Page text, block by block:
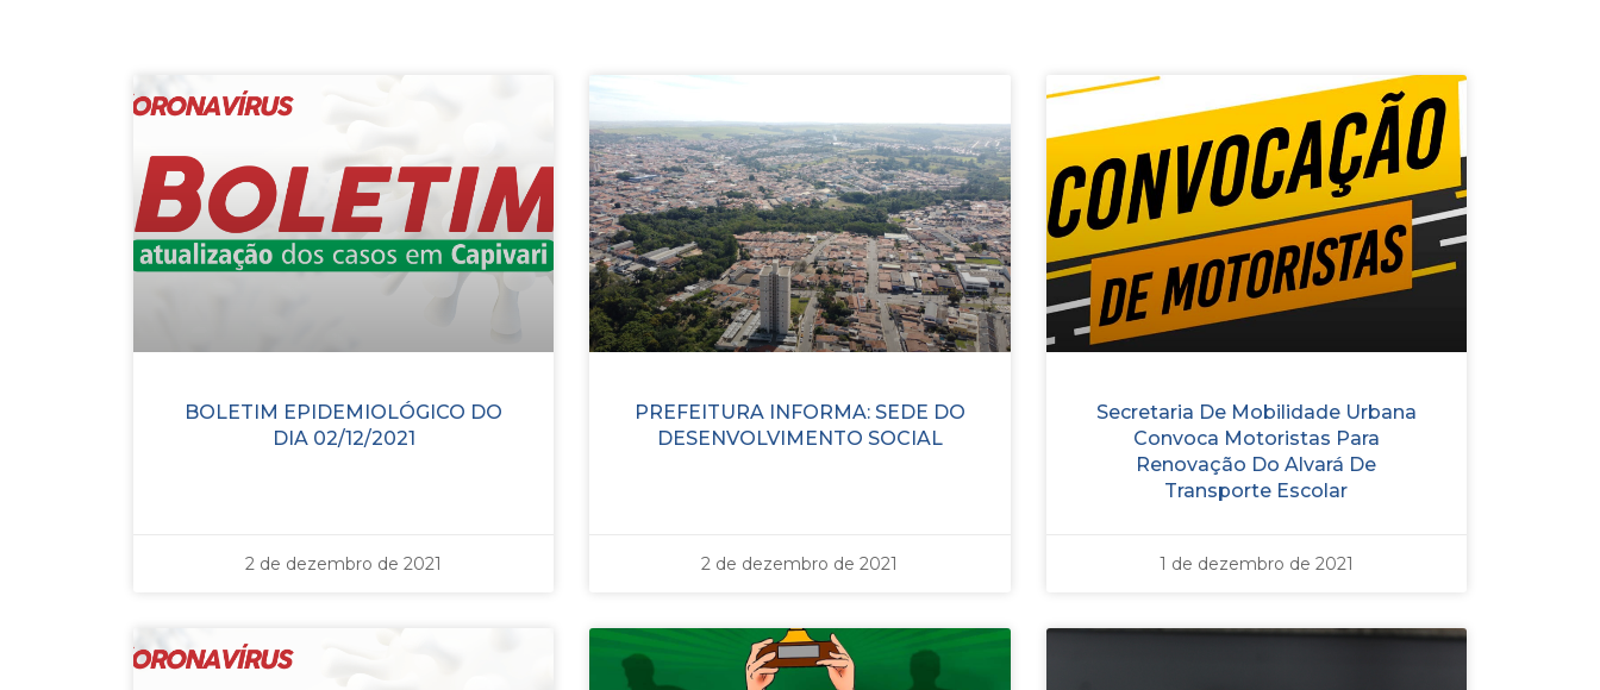
BOLETIM EPIDEMIOLÓGICO DO
DIA 02/12/2021
2 de dezembro de 2021
PREFEITURA INFORMA: SEDE DO
DESENVOLVIMENTO SOCIAL
2 de dezembro de 2021
Secretaria De Mobilidade Urbana
Convoca Motoristas Para
Renovação Do Alvará De
Transporte Escolar
1 de dezembro de 2021